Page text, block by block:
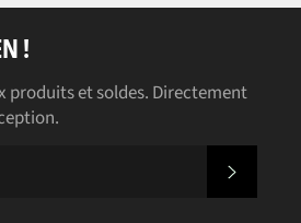
!
produits et soldes. Directement